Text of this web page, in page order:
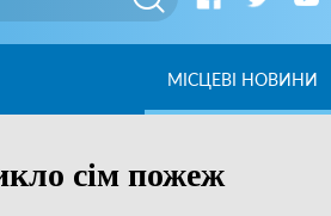
МІСЦЕВІ НОВИНИ
сім пожеж